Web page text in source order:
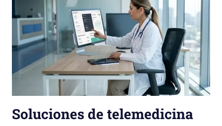
Soluciones de telemedicina